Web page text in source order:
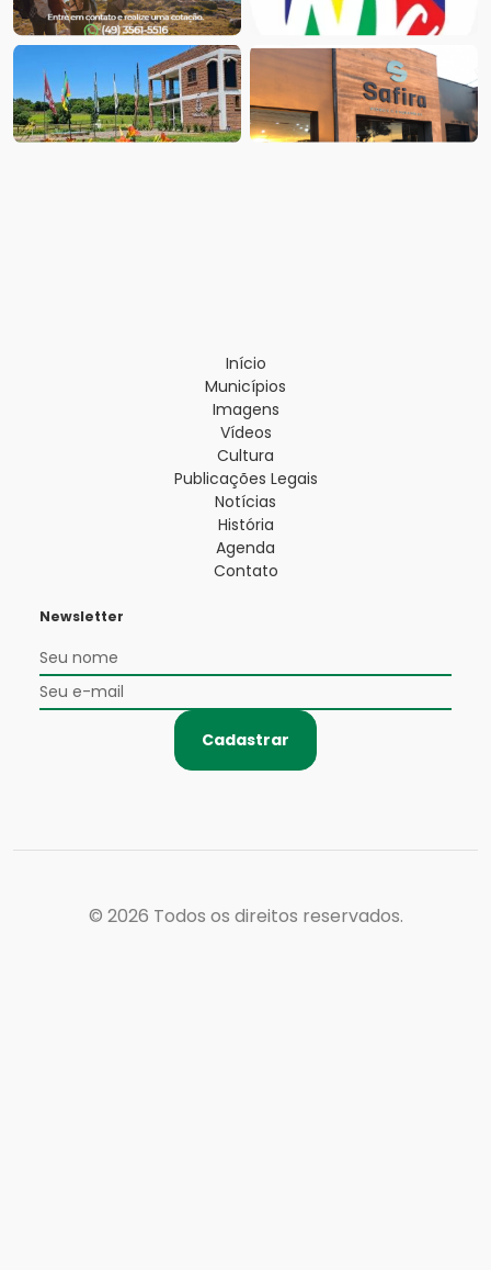
Início
Municípios
Imagens
Vídeos
Cultura
Publicações Legais
Notícias
História
Agenda
Contato
Newsletter
Cadastrar
© 2026 Todos os direitos reservados.